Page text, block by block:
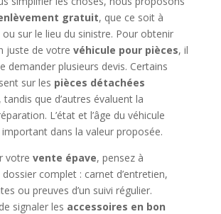
gratuit, que ce soit à
sur le lieu du sinistre. Pour obtenir
juste de votre véhicule pour pièces, il
demander plusieurs devis. Certains
sur les pièces détachées
, tandis que d’autres évaluent la
L’état et l’âge du véhicule
dans la valeur proposée.
votre vente épave, pensez à
complet : carnet d’entretien,
ou preuves d’un suivi régulier.
signaler les accessoires en bon